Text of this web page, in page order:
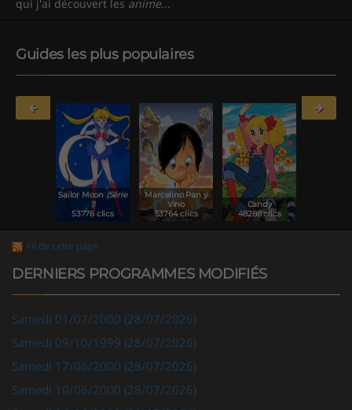
L'école des
champions
47143 clics
Dragon Ball Z
46760 clics
Nicky Larson
(Série 1)
45670 clics
DERNIERS PROGRAMMES MODIFIÉS
Samedi 09/10/1999 (28/07/2026)
Samedi 17/06/2000 (28/07/2026)
Samedi 10/06/2000 (28/07/2026)
Samedi 24/06/2000 (28/07/2026)